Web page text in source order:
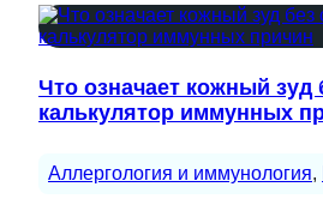
Что означает кожный зуд
калькулятор иммунных
Аллергология и иммунология,